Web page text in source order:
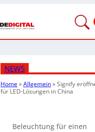
NEWS
Home»Allgemein»Signify
für LED-Lösungen in China
Beleuchtung für einen